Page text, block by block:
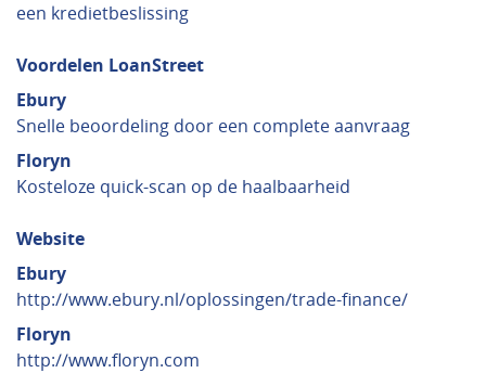
een kredietbeslissing
Voordelen LoanStreet
Ebury
Snelle beoordeling door een complete aanvraag
Floryn
Kosteloze quick-scan op de haalbaarheid
Website
Ebury
http://www.ebury.nl/oplossingen/trade-finance/
Floryn
http://www.floryn.com